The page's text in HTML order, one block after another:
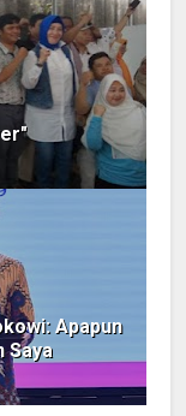
Apapun
Saya